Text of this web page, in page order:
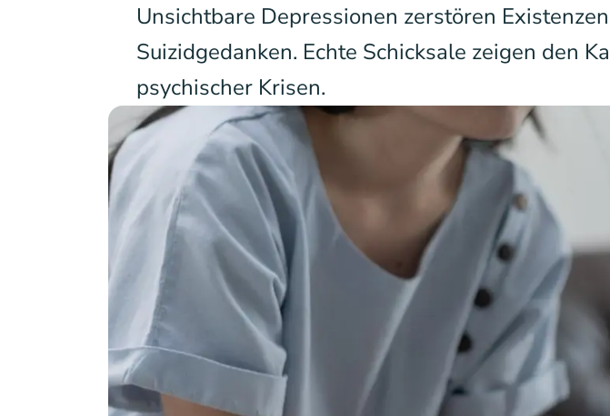
Unsichtbare Depressionen zerstören
Suizidgedanken. Echte Schicksale zeigen den
psychischer Krisen.